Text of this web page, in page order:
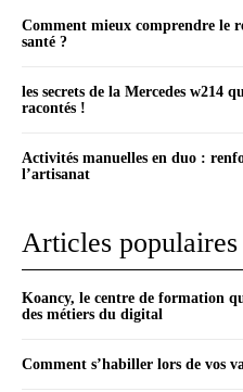
Comment mieux comprendre le
santé ?
les secrets de la Mercedes w214
racontés !
Activités manuelles en duo :
l’artisanat
Articles populaires
Koancy, le centre de formation
des métiers du digital
Comment s’habiller lors de vos